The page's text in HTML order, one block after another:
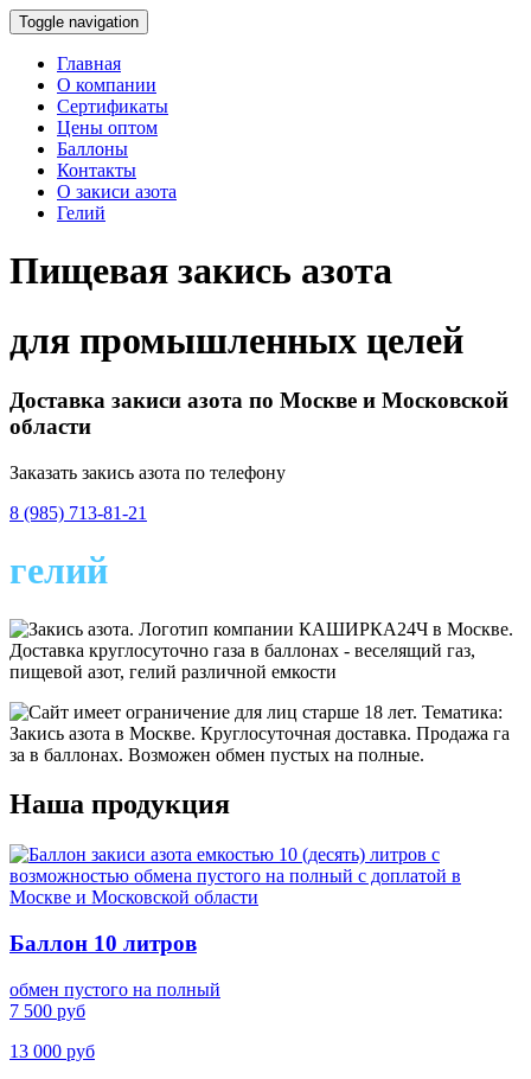
Toggle navigation
Главная
О компании
Сертификаты
Цены оптом
Баллоны
Контакты
О закиси азота
Гелий
Пищевая закись азота
для промышленных целей
Доставка закиси азота по Москве и Московской
области
Заказать закись азота по телефону
8 (985) 713-81-21
гелий
Наша продукция
Баллон 10 литров
обмен пустого на полный
7 500 руб
13 000 руб